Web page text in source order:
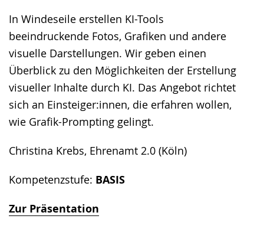
In Windeseile erstellen KI-Tools
beeindruckende Fotos, Grafiken und andere
visuelle Darstellungen. Wir geben einen
Überblick zu den Möglichkeiten der Erstellung
visueller Inhalte durch KI. Das Angebot richtet
sich an Einsteiger:innen, die erfahren wollen,
wie Grafik-Prompting gelingt.
Christina Krebs, Ehrenamt 2.0 (Köln)
Kompetenzstufe: BASIS
Zur Präsentation